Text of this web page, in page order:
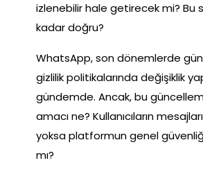
izlenebilir hale getirecek mi? Bu
kadar doğru?
WhatsApp, son dönemlerde
gizlilik politikalarında değişiklik
gündemde. Ancak, bu
amacı ne? Kullanıcıların
yoksa platformun genel
mı?